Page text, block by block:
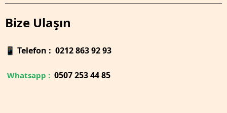
Bize Ulaşın
📱 Telefon : 0212 863 92 93
Whatsapp : 0507 253 44 85